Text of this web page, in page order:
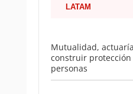
LATAM
Mutualidad,
construir
personas